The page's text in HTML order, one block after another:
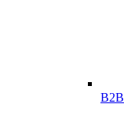
B2B